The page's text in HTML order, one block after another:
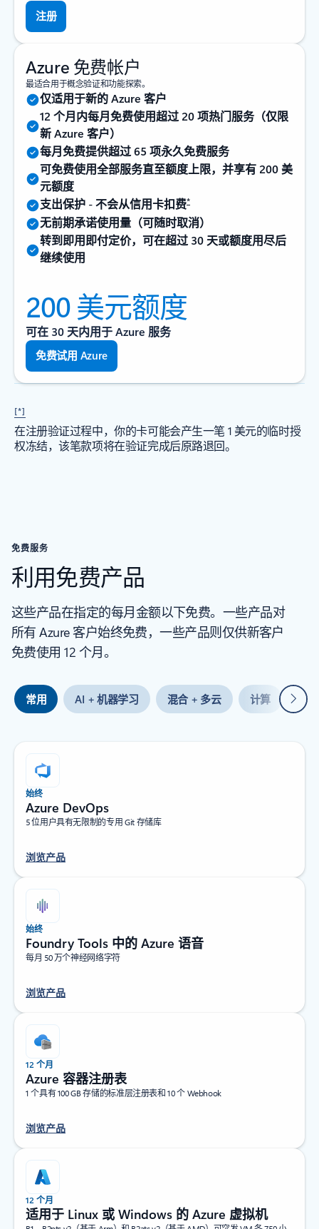
注册
Azure 免费帐户
最适合用于概念验证和功能探索。
仅适用于新的 Azure 客户
12 个月内每月免费使用超过 20 项热门服务（仅限
新 Azure 客户）
每月免费提供超过 65 项永久免费服务
可免费使用全部服务直至额度上限，并享有 200 美
元额度
支出保护 - 不会从信用卡扣费*
无前期承诺使用量（可随时取消）
转到即用即付定价，可在超过 30 天或额度用尽后
继续使用
200 美元额度
可在 30 天内用于 Azure 服务
免费试用 Azure
[*]
在注册验证过程中，你的卡可能会产生一笔 1 美元的临时授
权冻结，该笔款项将在验证完成后原路退回。
免费服务
利用免费产品
这些产品在指定的每月金额以下免费。一些产品对
所有 Azure 客户始终免费，一些产品则仅供新客户
免费使用 12 个月。
常用 AI + 机器学习 混合 + 多云 计算 容
下一
始终
Azure DevOps
5 位用户具有无限制的专用 Git 存储库
浏览产品
始终
Foundry Tools 中的 Azure 语音
每月 50 万个神经网络字符
浏览产品
12 个月
Azure 容器注册表
1 个具有 100 GB 存储的标准层注册表和 10 个 Webhook
浏览产品
12 个月
适用于 Linux 或 Windows 的 Azure 虚拟机